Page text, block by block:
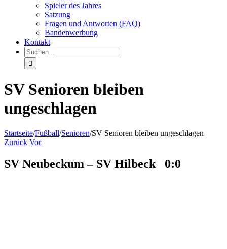
Spieler des Jahres
Satzung
Fragen und Antworten (FAQ)
Bandenwerbung
Kontakt
Suche
nach:
SV Senioren bleiben
ungeschlagen
Startseite/Fußball/Senioren/SV Senioren bleiben ungeschlagen
Zurück Vor
SV Neubeckum – SV Hilbeck 0:0